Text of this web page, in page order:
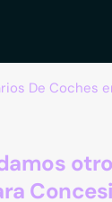
De Coches